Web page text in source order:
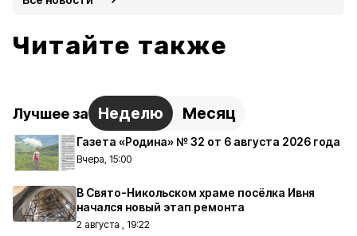
Читайте также
Лучшее за Неделю Месяц
Газета «Родина» № 32 от 6 августа 2026 года
Вчера, 15:00
В Свято-Никольском храме посёлка Ивня
начался новый этап ремонта
2 августа , 19:22